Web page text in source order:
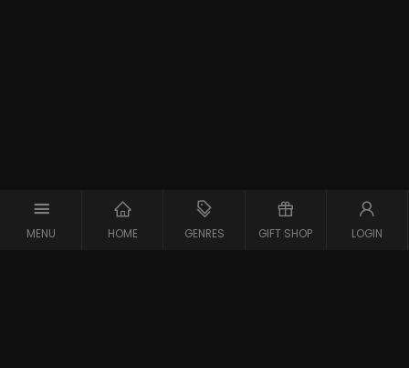
MENU HOME GENRES GIFT SHOP LOGIN